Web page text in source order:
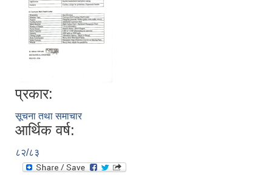
प्रकार:
सूचना तथा समाचार
आर्थिक वर्ष:
८२/८३